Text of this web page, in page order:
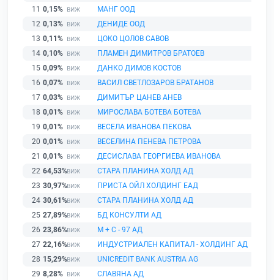
11 0,15%
МАНГ ООД
12 0,13%
ДЕНИДЕ ООД
13 0,11%
ЦОКО ЦОЛОВ САВОВ
14 0,10%
ПЛАМЕН ДИМИТРОВ БРАТОЕВ
15 0,09%
ДАНКО ДИМОВ КОСТОВ
16 0,07%
ВАСИЛ СВЕТЛОЗАРОВ БРАТАНОВ
17 0,03%
ДИМИТЪР ЦАНЕВ АНЕВ
18 0,01%
МИРОСЛАВА БОТЕВА БОТЕВА
19 0,01%
ВЕСЕЛА ИВАНОВА ПЕКОВА
20 0,01%
ВЕСЕЛИНА ПЕНЕВА ПЕТРОВА
21 0,01%
ДЕСИСЛАВА ГЕОРГИЕВА ИВАНОВА
22 64,53%
СТАРА ПЛАНИНА ХОЛД АД
23 30,97%
ПРИСТА ОЙЛ ХОЛДИНГ ЕАД
24 30,61%
СТАРА ПЛАНИНА ХОЛД АД
25 27,89%
БД КОНСУЛТИ АД
26 23,86%
М + С - 97 АД
27 22,16%
ИНДУСТРИАЛЕН КАПИТАЛ - ХОЛДИНГ АД
28 15,29%
UNICREDIT BANK AUSTRIA AG
29 8,28%
СЛАВЯНА АД